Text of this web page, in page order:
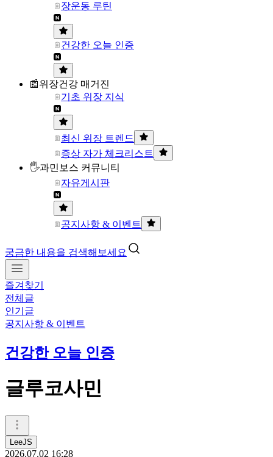
장운동 루틴
건강한 오늘 인증
📰위장건강 매거진
기초 위장 지식
최신 위장 트렌드
증상 자가 체크리스트
🖐과민보스 커뮤니티
자유게시판
공지사항 & 이벤트
궁금한 내용을 검색해보세요
즐겨찾기
전체글
인기글
공지사항 & 이벤트
건강한 오늘 인증
글루코사민
LeeJS
2026.07.02 16:28